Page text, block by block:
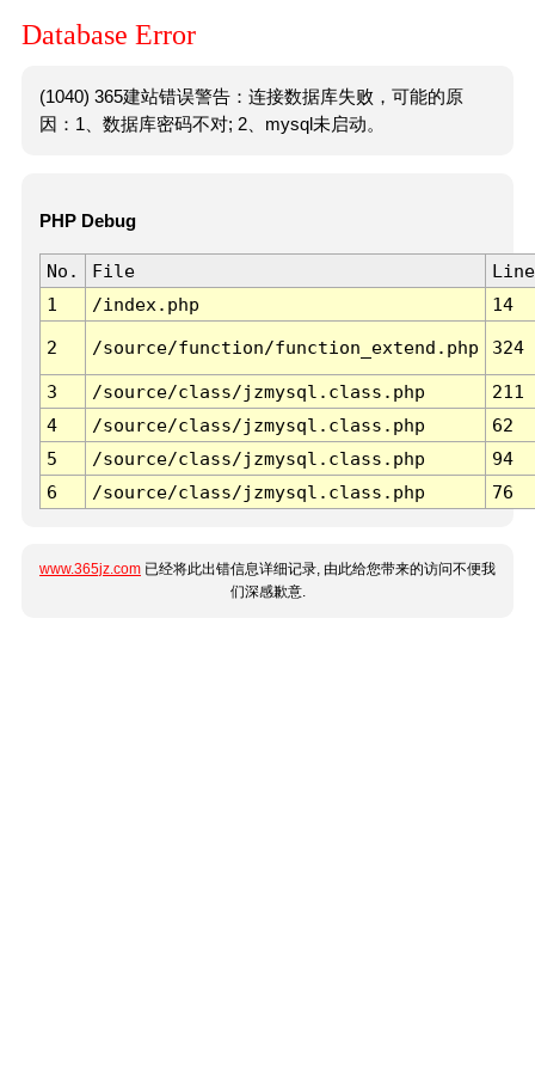
Database Error
(1040) 365建站错误警告：连接数据库失败，可能的原
因：1、数据库密码不对; 2、mysql未启动。
PHP Debug
No. File
Line
1
/index.php 14
2 /source/function/function_extend.php 324
3 /source/class/jzmysql.class.php
211
4
/source/class/jzmysql.class.php
62
5
/source/class/jzmysql.class.php
94
6
/source/class/jzmysql.class.php 76
www.365jz.com 已经将此出错信息详细记录, 由此给您带来的访问不便我
们深感歉意.